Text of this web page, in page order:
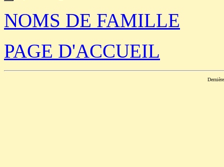
NOMS DE FAMILLE
PAGE D'ACCUEIL